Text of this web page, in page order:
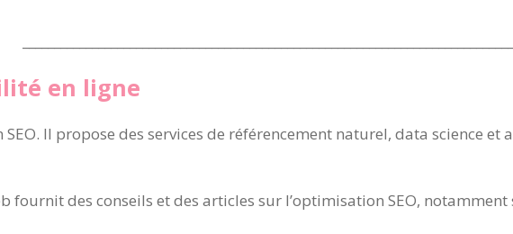
en ligne
SEO. Il propose des services de référencement naturel, data science
fournit des conseils et des articles sur l’optimisation SEO,